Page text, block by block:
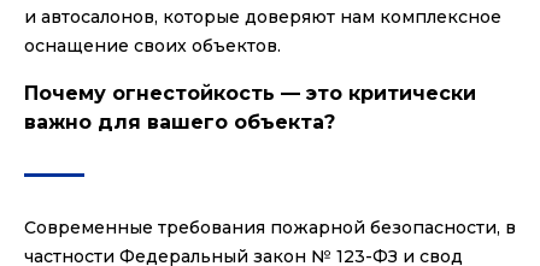
и автосалонов, которые доверяют нам комплексное
оснащение своих объектов.
Почему огнестойкость — это критически
важно для вашего объекта?
Современные требования пожарной безопасности, в
частности Федеральный закон № 123-ФЗ и свод